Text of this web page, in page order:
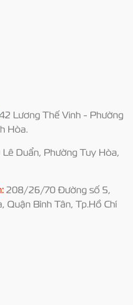
Lương Thế Vinh - Phường
Hòa.
Lê Duẩn, Phường Tuy Hòa,
208/26/70 Đường số 5,
Quận Bình Tân, Tp.Hồ Chí